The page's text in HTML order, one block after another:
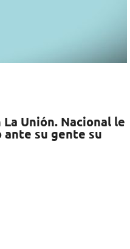
Unión. Nacional le
ante su gente su